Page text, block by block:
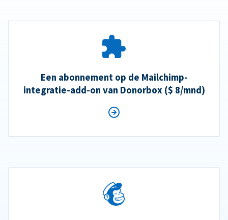
Een abonnement op de Mailchimp-
integratie-add-on van Donorbox ($ 8/mnd)